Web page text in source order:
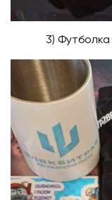
3) Футболка